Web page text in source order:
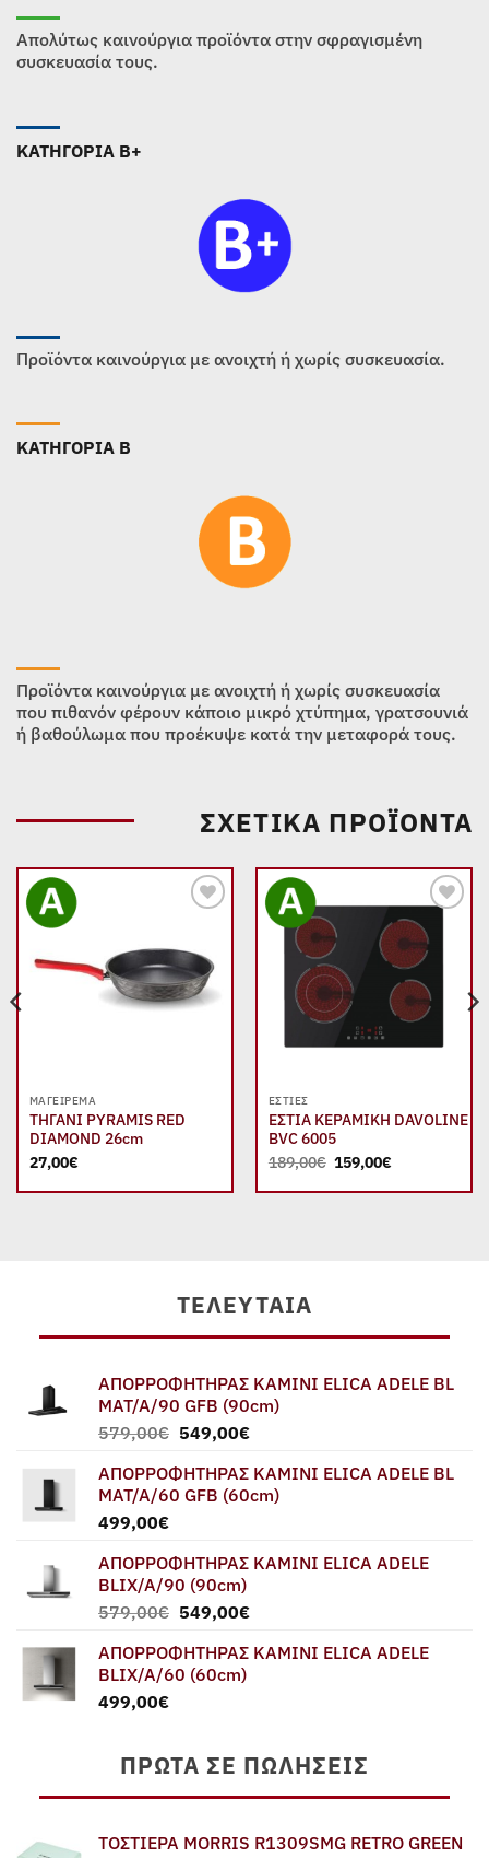
Απολύτως καινούργια προϊόντα στην σφραγισμένη
συσκευασία τους.
ΚΑΤΗΓΟΡΙΑ B+
Προϊόντα καινούργια με ανοιχτή ή χωρίς συσκευασία.
ΚΑΤΗΓΟΡΙΑ B
Προϊόντα καινούργια με ανοιχτή ή χωρίς συσκευασία
που πιθανόν φέρουν κάποιο μικρό χτύπημα, γρατσουνιά
ή βαθούλωμα που προέκυψε κατά την μεταφορά τους.
ΣΧΕΤΙΚΆ ΠΡΟΪΌΝΤΑ
ΜΑΓΕΊΡΕΜΑ
ΤΗΓΑΝΙ PYRAMIS RED
DIAMOND 26cm
27,00€
Add to
wishlist
ΕΣΤΊΕΣ
ΕΣΤΙΑ ΚΕΡΑΜΙΚΗ DAVOLINE
BVC 6005
189,00€ Original
price
was:
159,00€Η
τιμή
ΤΕΛΕΥΤΑΊΑ
ΑΠΟΡΡΟΦΗΤΗΡΑΣ ΚΑΜΙΝΙ ELICA ADELE BL
MAT/A/90 GFB (90cm)
579,00€ Original
was:
579,00€.
549,00€Η
τιμή
είναι:
ΑΠΟΡΡΟΦΗΤΗΡΑΣ ΚΑΜΙΝΙ ELICA ADELE BL
MAT/A/60 GFB (60cm)
499,00€
ΑΠΟΡΡΟΦΗΤΗΡΑΣ ΚΑΜΙΝΙ ELICA ADELE
BLIX/A/90 (90cm)
579,00€ Original
was:
579,00€.
549,00€Η
τιμή
ΑΠΟΡΡΟΦΗΤΗΡΑΣ ΚΑΜΙΝΙ ELICA ADELE
BLIX/A/60 (60cm)
499,00€
ΠΡΏΤΑ ΣΕ ΠΩΛΉΣΕΙΣ
ΤΟΣΤΙΕΡΑ MORRIS R1309SMG RETRO GREEN